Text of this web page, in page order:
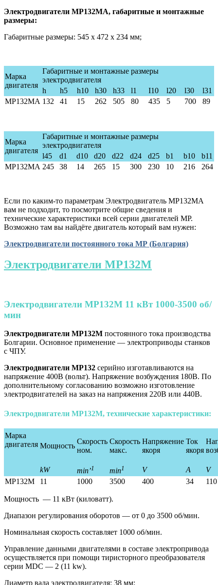
Электродвигатели МР132MA, габаритные и монтажные
размеры:
Габаритные размеры: 545 х 472 х 234 мм;
Марка
двигателя
Габаритные и монтажные размеры
электродвигателя
h
h5 h10 h30 h33 l1 I10 l20 l30
l31
MP132MA 132 41 15 262 505 80 435 5 700 89
Марка
двигателя
Габаритные и монтажные размеры
электродвигателя
l45
d1 d10 d20 d22 d24 d25 b1 b10
b11
MP132MA 245 38 14 265 15 300 230 10 216 264
Если по каким-то параметрам Электродвигатель МР132MA
вам не подходит, то посмотрите общие сведения и
технические характеристики всей серии двигателей МР.
Возможно там вы найдёте двигатель который вам нужен:
Электродвигатели постоянного тока МР (Болгария)
Электродвигатели МР132M
Электродвигатели МР132M 11 кВт 1000-3500 об/
мин
Электродвигатели МР132M постоянного тока производства
Болгарии. Основное применение — электроприводы станков
с ЧПУ.
Электродвигатели МР132 серийно изготавливаются на
напряжение 400В (вольт). Напряжение возбуждения 180В. По
дополнительному согласованию возможно изготовление
электродвигателей на заказ на напряжения 220В или 440В.
Электродвигатели МР132M, технические характеристики:
Марка
двигателя Мощность
Скорость
ном.
Скорость
макс.
Напряжение
якоря
Ток
якоря
kW min’1 min1 V A
V
MP132M
11 1000 3500 400 34 110
Мощность — 11 кВт (киловатт).
Диапазон регулирования оборотов — от 0 до 3500 об/мин.
Номинальная скорость составляет 1000 об/мин.
Управление данными двигателями в составе электропривода
осуществляется при помощи тиристорного преобразователя
серии MDС — 2 (11 kw).
Диаметр вала электродвигателя: 38 мм;